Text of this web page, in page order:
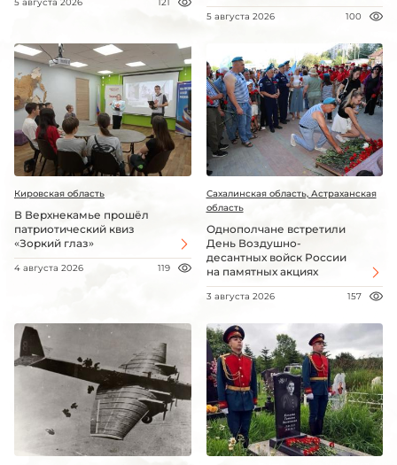
5 августа 2026 121
5 августа 2026 100
Кировская область
В Верхнекамье прошёл
патриотический квиз
«Зоркий глаз»
4 августа 2026 119
Сахалинская область, Астраханская
область
Однополчане встретили
День Воздушно-
десантных войск России
на памятных акциях
3 августа 2026 157